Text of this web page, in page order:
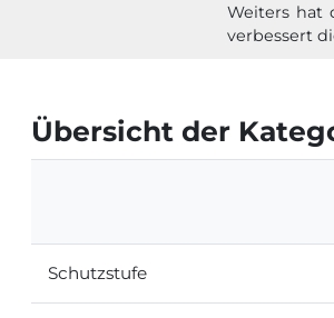
Weiters hat
verbessert
Übersicht der
Schutzstufe